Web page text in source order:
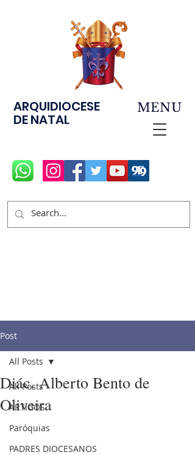
ARQUIDIOCESE
DE NATAL
MENU
Post
All Posts
ARTIGOS
Paróquias
PADRES DIOCESANOS
All Posts
Diác. Alberto Bento de
Oliveira